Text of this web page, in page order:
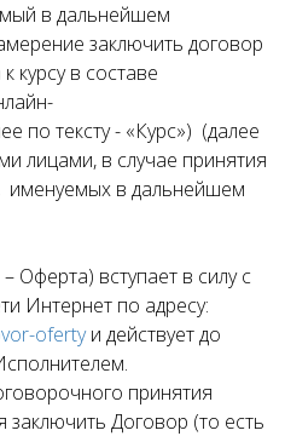
в дальнейшем
заключить договор
курсу в составе
по тексту - «Курс») (далее
лицами, в случае принятия
именуемых в дальнейшем
Оферта) вступает в силу с
Интернет по адресу:
ofertyи действует до
принятия
Договор (то есть